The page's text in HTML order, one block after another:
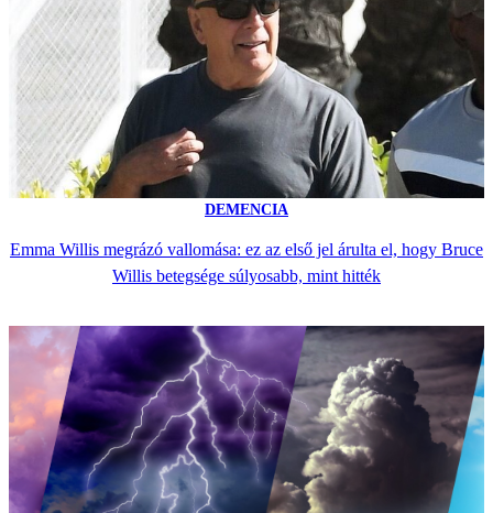
DEMENCIA
Emma Willis megrázó vallomása: ez az első jel árulta el, hogy Bruce
Willis betegsége súlyosabb, mint hitték